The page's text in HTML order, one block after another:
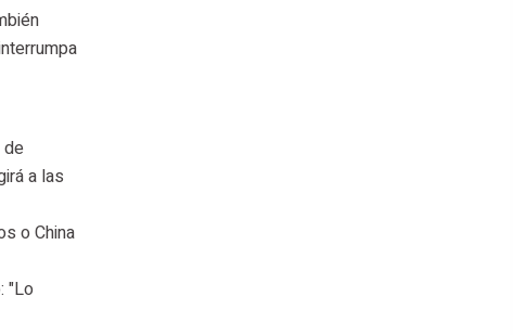
de
a las
o China
"Lo